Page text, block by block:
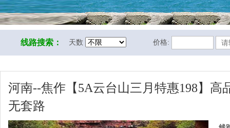
线路搜索： 天数 价格:
河南--焦作【5A云台山三月特惠198】
无套路